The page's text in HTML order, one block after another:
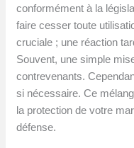
conformément à la
faire cesser toute
cruciale ; une réaction
Souvent, une simple
contrevenants.
si nécessaire. Ce
la protection de votre
défense.